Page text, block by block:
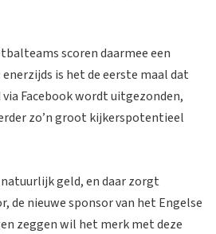
scoren daarmee een
is het de eerste maal dat
Facebook wordt uitgezonden,
zo’n groot kijkerspotentieel
geld, en daar zorgt
de nieuwe sponsor van het Engelse
zeggen wil het merk met deze